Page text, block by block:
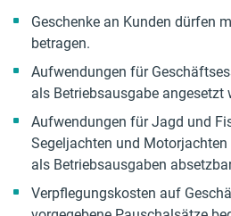
Geschenke an Kunden dürfen
betragen.
Aufwendungen für
als Betriebsausgabe angesetzt
Aufwendungen für Jagd und
Segeljachten und
als Betriebsausgaben
Verpflegungskosten auf